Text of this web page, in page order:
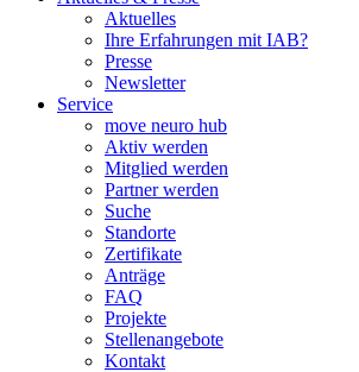
Aktuelles
Ihre Erfahrungen mit IAB?
Presse
Newsletter
Service
move neuro hub
Aktiv werden
Mitglied werden
Partner werden
Suche
Standorte
Zertifikate
Anträge
FAQ
Projekte
Stellenangebote
Kontakt